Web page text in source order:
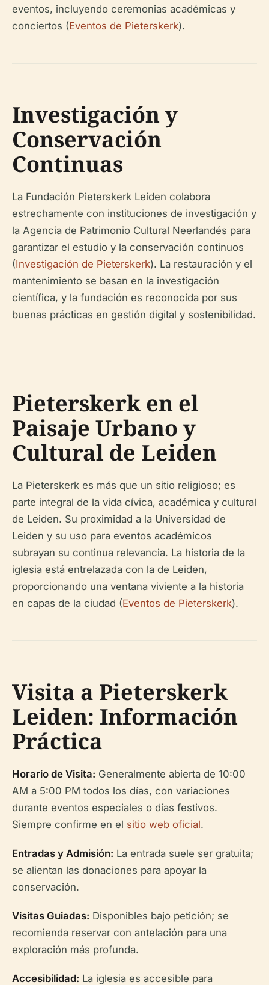
eventos, incluyendo ceremonias académicas y
conciertos (Eventos de Pieterskerk).
Investigación y
Conservación
Continuas
La Fundación Pieterskerk Leiden colabora
estrechamente con instituciones de investigación y
la Agencia de Patrimonio Cultural Neerlandés para
garantizar el estudio y la conservación continuos
(Investigación de Pieterskerk). La restauración y el
mantenimiento se basan en la investigación
científica, y la fundación es reconocida por sus
buenas prácticas en gestión digital y sostenibilidad.
Pieterskerk en el
Paisaje Urbano y
Cultural de Leiden
La Pieterskerk es más que un sitio religioso; es
parte integral de la vida cívica, académica y cultural
de Leiden. Su proximidad a la Universidad de
Leiden y su uso para eventos académicos
subrayan su continua relevancia. La historia de la
iglesia está entrelazada con la de Leiden,
proporcionando una ventana viviente a la historia
en capas de la ciudad (Eventos de Pieterskerk).
Visita a Pieterskerk
Leiden: Información
Práctica
Horario de Visita: Generalmente abierta de 10:00
AM a 5:00 PM todos los días, con variaciones
durante eventos especiales o días festivos.
Siempre confirme en el sitio web oficial.
Entradas y Admisión: La entrada suele ser gratuita;
se alientan las donaciones para apoyar la
conservación.
Visitas Guiadas: Disponibles bajo petición; se
recomienda reservar con antelación para una
exploración más profunda.
Accesibilidad: La iglesia es accesible para